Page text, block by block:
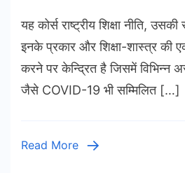
यह कोर्स राष्ट्रीय शिक्षा नीति,
इनके प्रकार और शिक्षा-शास्त्र की
करने पर केन्द्रित है जिसमें विभिन्न
जैसे COVID-19 भी सम्मिलित […]
Read More